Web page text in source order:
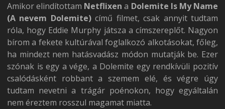
Amikor elindítottam Netflixen a Dolemite Is My Name
(A nevem Dolemite)című filmet, csak annyit tudtam
róla, hogy Eddie Murphy játsza a címszereplőt. Nagyon
bírom a fekete kultúrával foglalkozó alkotásokat, főleg,
ha mindezt nem hatásvadász módon mutatják be. Ezer
szónak is egy a vége, a Dolemite egy rendkívüli pozitív
csalódásként robbant a szemem elé, és végre úgy
tudtam nevetni a trágár poénokon, hogy egyáltalán
nem éreztem rosszul magamat miatta.